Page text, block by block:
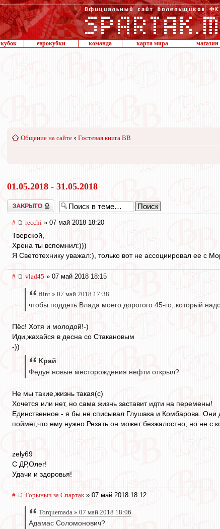
кубок еврокубки команда карта мира
Общение на сайте ‹ Гостевая книга ВВ
01.05.2018 - 31.05.2018
Закрыто
# recchi » 07 май 2018 18:20
Тверской,
Хрена ты вспомнил:)))
Я Светотехнику уважал:), только вот не ассоциировал ее с
# vlad45 » 07 май 2018 18:15
flint » 07 май 2018 17:38
чтобы поддеть Влада моего дорогого 45-го, который
Пёс! Хотя и молодой!-)
Иди,жахайся в десна со Стакановым
-))
Край
Федун новые месторождения нефти открыл?
Не мы такие,жизнь такая(с)
Хочется или нет, но сама жизнь заставит идти на перемены!
Единственное - я бы не списывал Глушака и Комбарова.
поймет,что ему нужно.Резать он может безжалостно, но не с
zely69
С ДР,Олег!
Удачи и здоровья!
# Горыныч за Спартак » 07 май 2018 18:12
Torquemada » 07 май 2018 18:06
Адамас Соломонович?